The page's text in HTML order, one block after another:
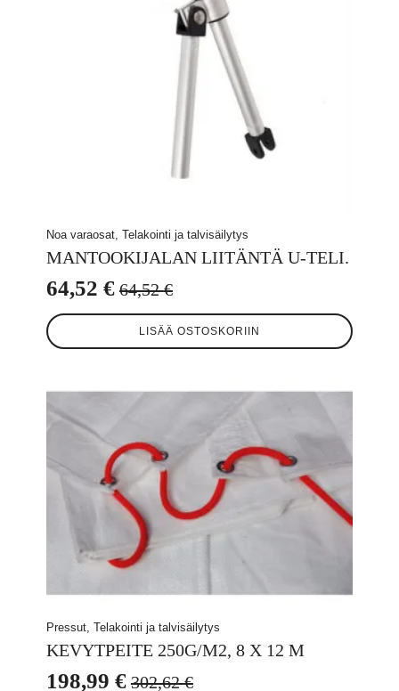
Noa varaosat, Telakointi ja talvisäilytys
MANTOOKIJALAN LIITÄNTÄ U-TELI.
64,52€
Alkuperäinen
hinta
oli:
64,52 €
Nykyinen
hinta
on:
LISÄÄ OSTOSKORIIN
Pressut, Telakointi ja talvisäilytys
KEVYTPEITE 250G/M2, 8 X 12 M
302,62€
198,99 €